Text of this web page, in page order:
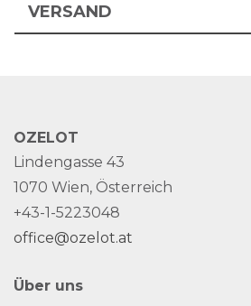
VERSAND
OZELOT
Lindengasse 43
1070 Wien, Österreich
+43-1-5223048
office@ozelot.at
Über uns